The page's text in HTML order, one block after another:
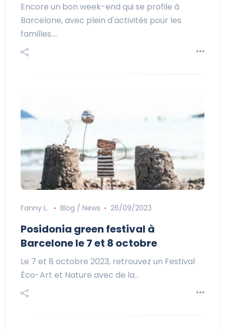
Encore un bon week-end qui se profile à
Barcelone, avec plein d'activités pour les
familles.…
Fanny L. Blog / News 26/09/2023
Posidonia green festival à
Barcelone le 7 et 8 octobre
Le 7 et 8 octobre 2023, retrouvez un Festival
Éco-Art et Nature avec de la…